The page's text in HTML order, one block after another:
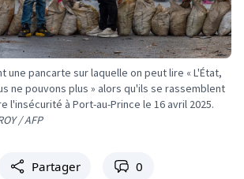
une pancarte sur laquelle on peut lire « L'État,
ne pouvons plus » alors qu'ils se rassemblent
l'insécurité à Port-au-Prince le 16 avril 2025.
/ AFP
Partager 0